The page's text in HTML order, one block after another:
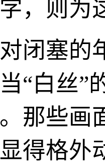
，则为
闭塞的
“白丝”
那些画
得格外